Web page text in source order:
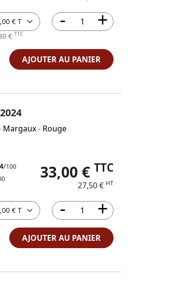
€ TTC
AJOUTER AU PANIER
Margaux- Rouge
/100 33,00 € TTC
27,50 € HT
AJOUTER AU PANIER